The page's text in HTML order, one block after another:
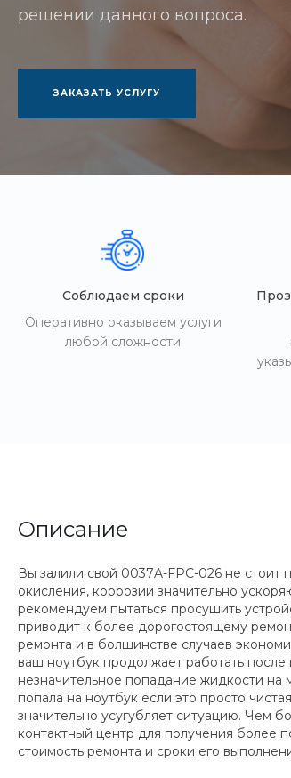
решении данного вопроса.
ЗАКАЗАТЬ УСЛУГУ
Соблюдаем сроки
Оперативно оказываем услуги
любой сложности
Описание
Вы залили свой 0037A-FPC-026 не стоит
окисления, коррозии значительно
рекомендуем пытаться просушить
приводит к более дорогостоящему
ремонта и в болшинстве случаев
ваш ноутбук продолжает работать после
незначительное попадание жидкости на
попала на ноутбук если это просто
значительно усугубляет ситуацию. Чем
контактный центр для получения более
стоимость ремонта и сроки его